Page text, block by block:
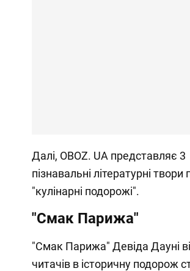
Далі, OBOZ. UA представляє 3
пізнавальні літературні твори
"кулінарні подорожі".
"Смак Парижа"
"Смак Парижа" Девіда Дауні
читачів в історичну подорож